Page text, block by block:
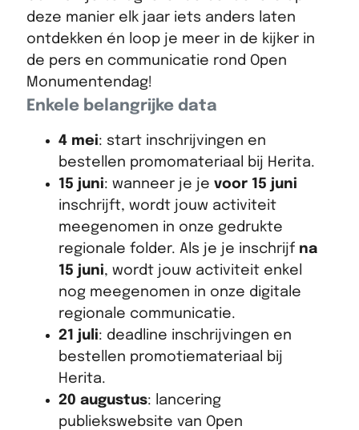
deze manier elk jaar iets anders laten
ontdekken én loop je meer in de kijker in
de pers en communicatie rond Open
Monumentendag!
Enkele belangrijke data
4 mei: start inschrijvingen en
bestellen promomateriaal bij Herita.
15 juni: wanneer je je voor 15 juni
inschrijft, wordt jouw activiteit
meegenomen in onze gedrukte
regionale folder. Als je je inschrijf na
15 juni, wordt jouw activiteit enkel
nog meegenomen in onze digitale
regionale communicatie.
21 juli: deadline inschrijvingen en
bestellen promotiemateriaal bij
Herita.
20 augustus: lancering
publiekswebsite van Open